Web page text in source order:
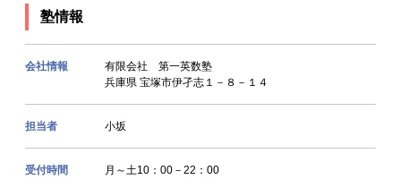
塾情報
会社情報
有限会社 第一英数塾
兵庫県 宝塚市伊孑志１－８－１４
担当者 小坂
受付時間 月～土10：00－22：00